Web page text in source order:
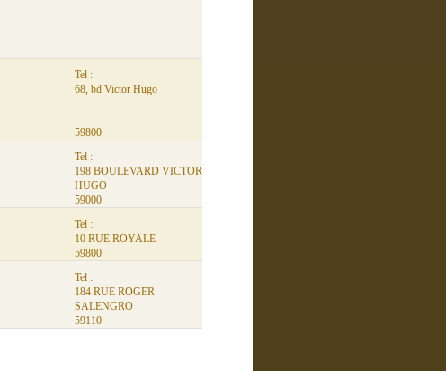
Tel :
68, bd Victor Hugo
59800
Tel :
198 BOULEVARD VICTOR
HUGO
59000
Tel :
10 RUE ROYALE
59800
Tel :
184 RUE ROGER
SALENGRO
59110